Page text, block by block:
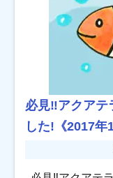
必見‼︎アクアテ
した!《2017年